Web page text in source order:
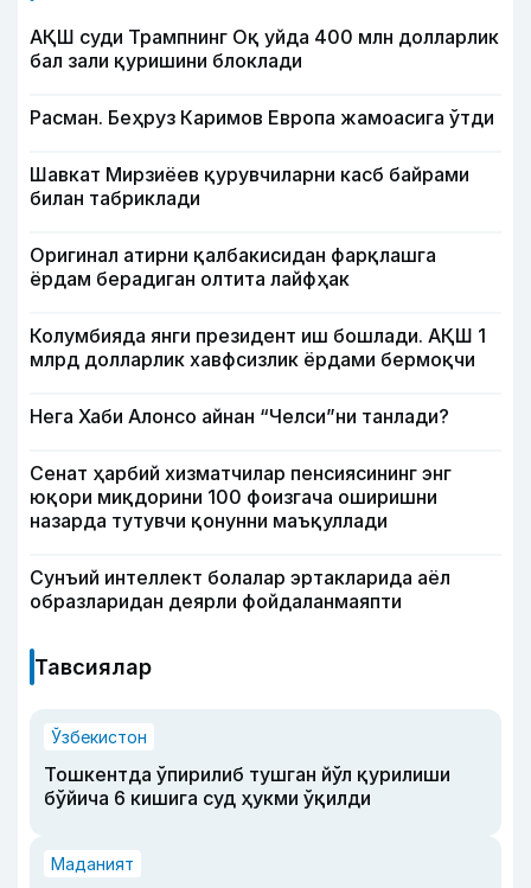
АҚШ суди Трампнинг Оқ уйда 400 млн долларлик
бал зали қуришини блоклади
Расман. Беҳруз Каримов Европа жамоасига ўтди
Шавкат Мирзиёев қурувчиларни касб байрами
билан табриклади
Оригинал атирни қалбакисидан фарқлашга
ёрдам берадиган олтита лайфҳак
Колумбияда янги президент иш бошлади. АҚШ 1
млрд долларлик хавфсизлик ёрдами бермоқчи
Нега Хаби Алонсо айнан “Челси”ни танлади?
Сенат ҳарбий хизматчилар пенсиясининг энг
юқори миқдорини 100 фоизгача оширишни
назарда тутувчи қонунни маъқуллади
Сунъий интеллект болалар эртакларида аёл
образларидан деярли фойдаланмаяпти
Тавсиялар
Ўзбекистон
Тошкентда ўпирилиб тушган йўл қурилиши
бўйича 6 кишига суд ҳукми ўқилди
Маданият